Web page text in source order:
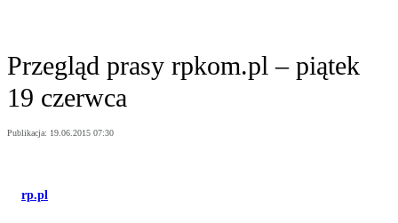
Przegląd prasy rpkom.pl – piątek
19 czerwca
Publikacja: 19.06.2015 07:30
rp.pl